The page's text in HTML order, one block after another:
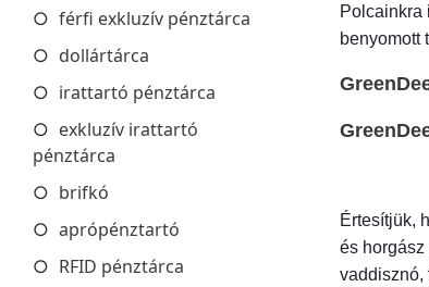
férfi exkluzív pénztárca
dollártárca
irattartó pénztárca
exkluzív irattartó
pénztárca
brifkó
aprópénztartó
RFID pénztárca
Polcainkra
benyomott
Értesítjük,
és horgász
vaddisznó,